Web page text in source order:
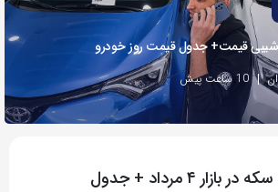
قیمت+ جدول قیمت روز خودرو
10 ساعت پیش
۴ مرداد + جدول